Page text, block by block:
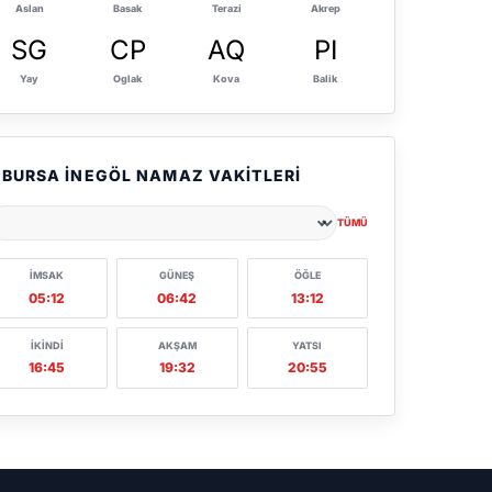
Aslan Basak Terazi Akrep
SG
Yay
CP
Oglak
AQ
Kova
PI
Balik
BURSA İNEGÖL NAMAZ VAKITLERI
TÜMÜ
İMSAK
05:12
GÜNEŞ
06:42
ÖĞLE
13:12
İKINDI
16:45
AKŞAM
19:32
YATSI
20:55